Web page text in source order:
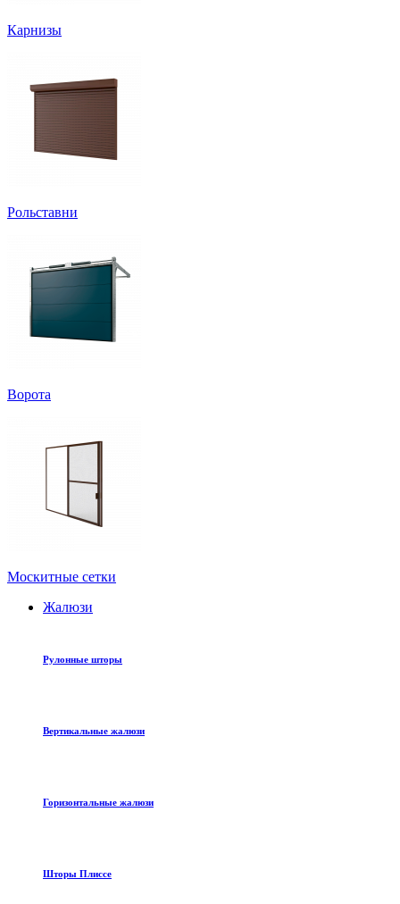
Карнизы
Рольставни
Ворота
Москитные сетки
Жалюзи
Рулонные шторы
Вертикальные жалюзи
Горизонтальные жалюзи
Шторы Плиссе